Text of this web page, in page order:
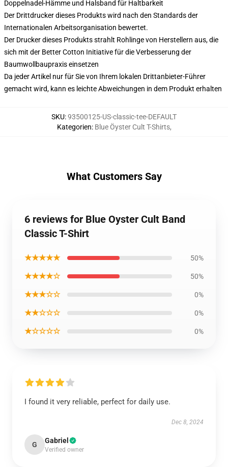
Doppelnadel-Hämme und Halsband für Haltbarkeit
Der Drittdrucker dieses Produkts wird nach den Standards der
Internationalen Arbeitsorganisation bewertet.
Der Drucker dieses Produkts strahlt Rohlinge von Herstellern aus, die
sich mit der Better Cotton Initiative für die Verbesserung der
Baumwollbaupraxis einsetzen
Da jeder Artikel nur für Sie von Ihrem lokalen Drittanbieter-Führer
gemacht wird, kann es leichte Abweichungen in dem Produkt erhalten
SKU:93500125-US-classic-tee-DEFAULT
Kategorien: Blue Öyster Cult T-Shirts,
What Customers Say
6 reviews for Blue Oyster Cult Band
Classic T-Shirt
★★★★★ 50%
★★★★☆ 50%
★★★☆☆ 0%
★★☆☆☆ 0%
★☆☆☆☆ 0%
I found it very reliable, perfect for daily use.
Dec 8, 2024
G Gabriel
Verified owner